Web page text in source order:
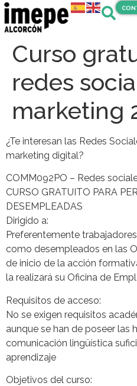
Curso
redes
marketing
¿Te interesan las Redes
marketing digital?
COMM092PO – Redes
CURSO GRATUITO PARA
DESEMPLEADAS
Dirigido a:
Preferentemente
como desempleados en las
de inicio de la acción
la realizará su Oficina de
Requisitos de acceso:
No se exigen requisitos
aunque se han de poseer las
comunicación lingüística
aprendizaje
Objetivos del curso: